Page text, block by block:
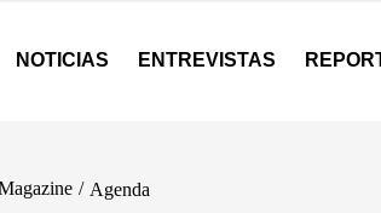
NOTICIAS ENTREVISTAS
/ Agenda